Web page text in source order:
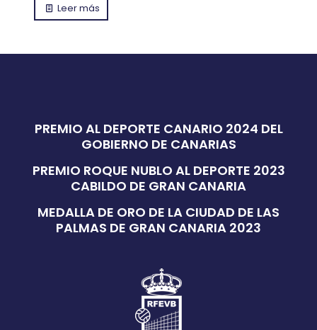
Leer más
PREMIO AL DEPORTE CANARIO 2024 DEL
GOBIERNO DE CANARIAS
PREMIO ROQUE NUBLO AL DEPORTE 2023
CABILDO DE GRAN CANARIA
MEDALLA DE ORO DE LA CIUDAD DE LAS
PALMAS DE GRAN CANARIA 2023